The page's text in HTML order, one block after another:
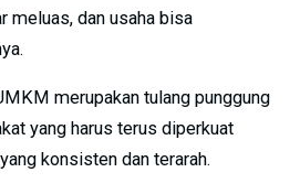
meluas, dan usaha bisa
merupakan tulang punggung
yang harus terus diperkuat
konsisten dan terarah.